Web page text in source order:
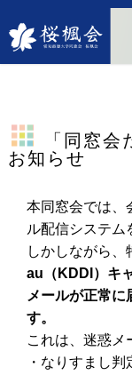
「同窓会
お知らせ
本同窓会では、
ル配信システム
しかしながら、
au （ KDDI ）キ
メールが正常に
す。
これは、迷惑メ
・なりすまし判